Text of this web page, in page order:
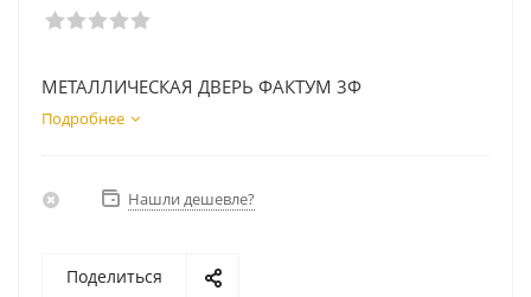
МЕТАЛЛИЧЕСКАЯ ДВЕРЬ ФАКТУМ 3Ф
Подробнее
Нашли дешевле?
Поделиться